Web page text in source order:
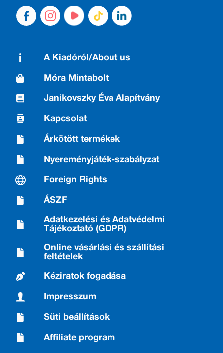
A Kiadóról/About us
Móra Mintabolt
Janikovszky Éva Alapítvány
Kapcsolat
Árkötött termékek
Nyereményjáték-szabályzat
Foreign Rights
ÁSZF
Adatkezelési és Adatvédelmi
Tájékoztató (GDPR)
Online vásárlási és szállítási
feltételek
Kéziratok fogadása
Impresszum
Süti beállítások
Affiliate program